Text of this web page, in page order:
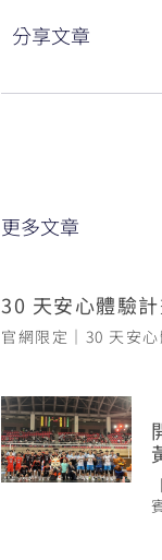
分享文章
更多文章
30 天安心體驗
官網限定｜30 天安